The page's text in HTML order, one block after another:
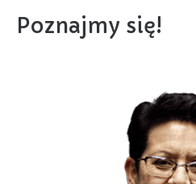
Poznajmy się!